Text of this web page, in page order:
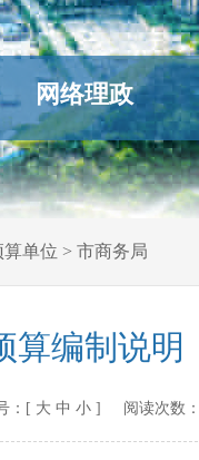
网络理政
单位 > 市商务局
算编制说明
：[ 大 中 小 ] 阅读次数：